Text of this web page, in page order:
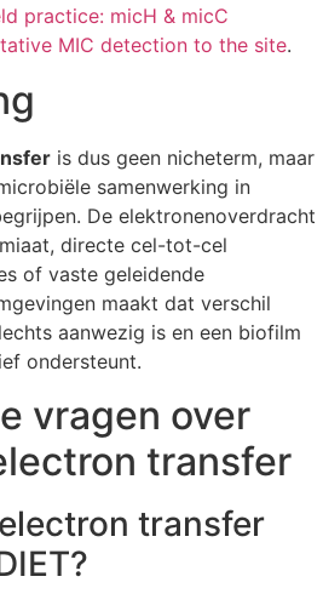
practice: micH & micC
MIC detection to the site.
is dus geen nicheterm, maar
samenwerking in
De elektronenoverdracht
directe cel-tot-cel
of vaste geleidende
maakt dat verschil
aanwezig is en een biofilm
ondersteunt.
vragen over
transfer
transfer